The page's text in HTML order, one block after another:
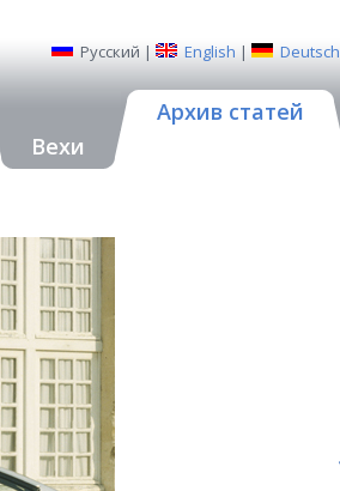
Русский | English | Deutsch
Вехи
Архив статей